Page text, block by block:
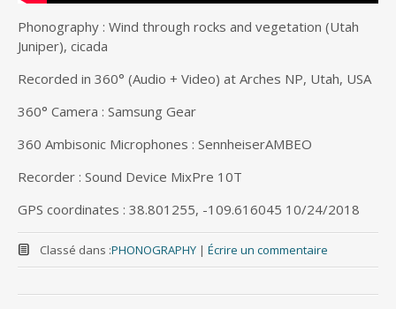
Phonography : Wind through rocks and vegetation (Utah
Juniper), cicada
Recorded in 360° (Audio + Video) at Arches NP, Utah, USA
360° Camera : Samsung Gear
360 Ambisonic Microphones : SennheiserAMBEO
Recorder : Sound Device MixPre 10T
GPS coordinates : 38.801255, -109.616045 10/24/2018
Classé dans :PHONOGRAPHY | Écrire un commentaire